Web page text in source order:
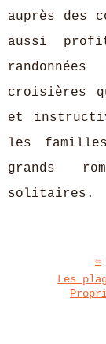
auprès des
aussi
croisières
et
les
grands
solitaires.
Les